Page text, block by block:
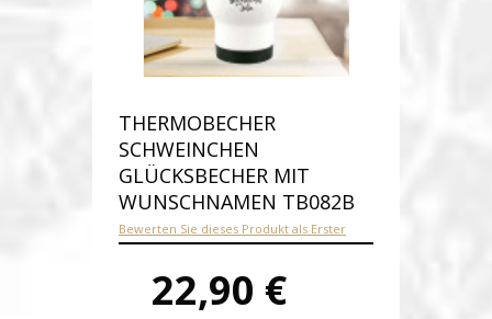
THERMOBECHER
SCHWEINCHEN
GLÜCKSBECHER MIT
WUNSCHNAMEN TB082B
Bewerten Sie dieses Produkt als Erster
22,90 €